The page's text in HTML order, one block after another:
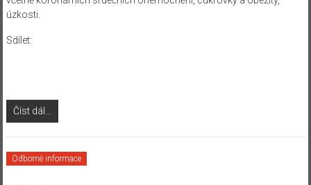
úzkosti.
Sdílet:
Číst dál...
Odborné informace